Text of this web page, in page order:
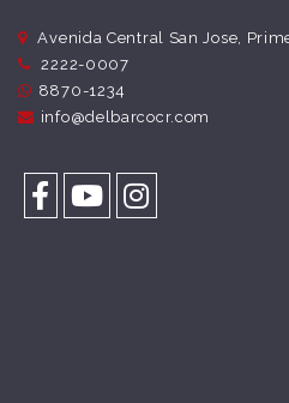
Avenida Central San Jose,
2222-0007
8870-1234
info@delbarcocr.com